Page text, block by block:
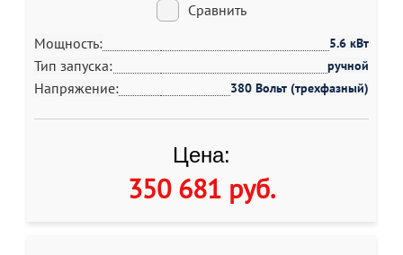
Сравнить
Мощность:
5.6 кВт
Тип запуска: ручной
Напряжение: 380 Вольт (трехфазный)
Цена:
350 681 руб.